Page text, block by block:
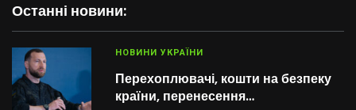
Останні новини:
НОВИНИ УКРАЇНИ
Перехоплювачі, кошти на безпеку
країни, перенесення…